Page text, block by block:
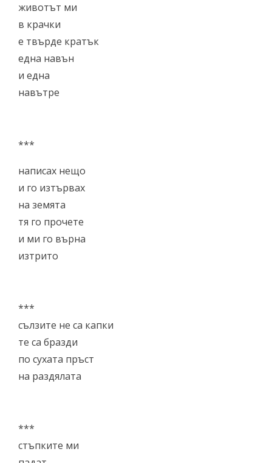
животът ми
в крачки
е твърде кратък
една навън
и една
навътре
***
написах нещо
и го изтървах
на земята
тя го прочете
и ми го върна
изтрито
***
сълзите не са капки
те са бразди
по сухата пръст
на раздялата
***
стъпките ми